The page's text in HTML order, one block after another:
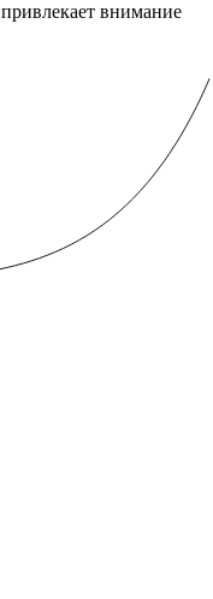
внимание